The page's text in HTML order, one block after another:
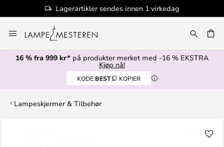
Lagerartikler sendes innen 1 virkedag
til
innhold
16 % fra 999 kr* på produkter merket med -16 % EKSTRA
Kjøp nå!
KODE:BEST KOPIER
Lampeskjermer & Tilbehør